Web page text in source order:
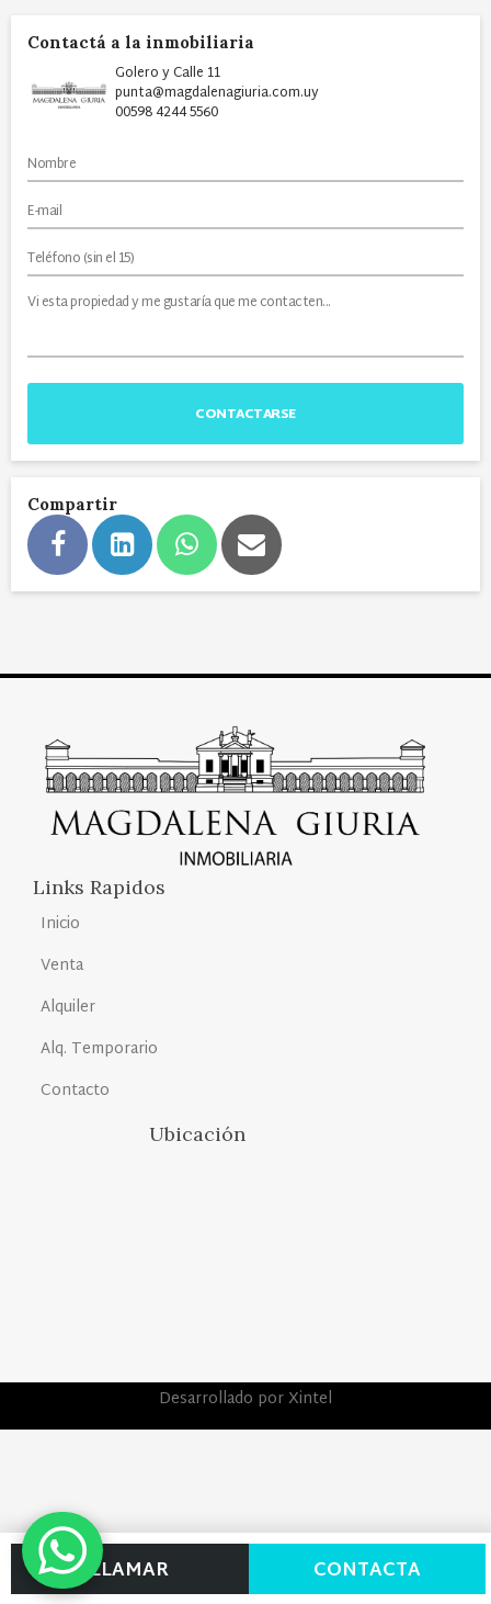
LLAMAR CONTACTA
Contactá a la inmobiliaria
Golero y Calle 11
punta@magdalenagiuria.com.uy
00598 4244 5560
CONTACTARSE
Compartir
Links Rapidos
Inicio
Venta
Alquiler
Alq. Temporario
Contacto
Ubicación
Desarrollado por Xintel